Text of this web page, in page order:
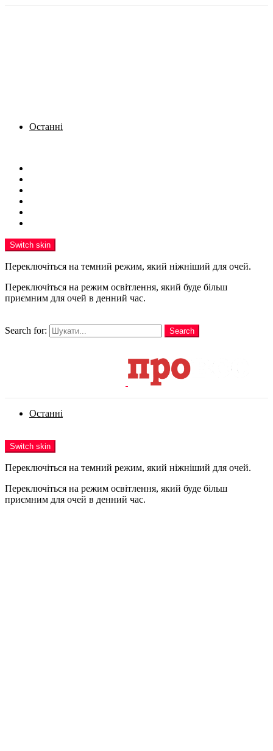
Останні
Switch skin
Переключіться на темний режим, який ніжніший для очей.
Переключіться на режим освітлення, який буде більш
приємним для очей в денний час.
Search for:
Search
Останні
Switch skin
Переключіться на темний режим, який ніжніший для очей.
Переключіться на режим освітлення, який буде більш
приємним для очей в денний час.